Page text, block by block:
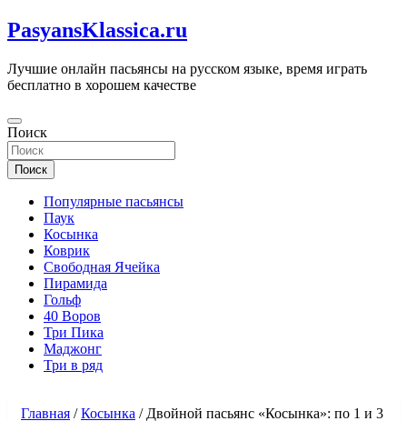
Перейти
к
PasyansKlassica.ru
Лучшие онлайн пасьянсы на русском языке, время играть
бесплатно в хорошем качестве
Поиск
Поиск
Популярные пасьянсы
Паук
Косынка
Коврик
Свободная Ячейка
Пирамида
Гольф
40 Воров
Три Пика
Маджонг
Три в ряд
Главная /Косынка / Двойной пасьянс «Косынка»: по 1 и 3